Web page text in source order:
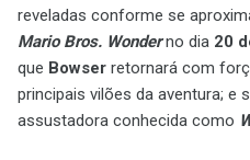
reveladas conforme se
Mario Bros. Wonderno dia 20
que Bowser retornará com
principais vilões da aventura; e
assustadora conhecida como